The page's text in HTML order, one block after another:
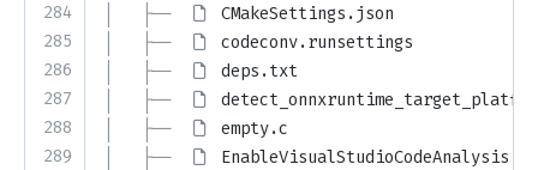
284
285
286
287
288
289
│   ├──
CMakeSettings.json
│   ├──
codeconv.runsettings
│   ├──
deps.txt
│   ├──
│   ├──
empty.c
│   ├──